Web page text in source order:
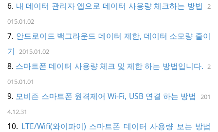
내 데이터 관리자 앱으로 데이터 사용량 체크하는 방법
2
015.01.02
안드로이드 백그라운드 데이터 제한, 데이터 소모량 줄이
기 2015.01.02
스마트폰 데이터 사용량 체크 및 제한 하는 방법입니다. 2
015.01.01
모비즌 스마트폰 원격제어 Wi-Fi, USB 연결 하는 방법
201
4.12.31
LTE/Wifi(와이파이) 스마트폰 데이터 사용량 보는 방법